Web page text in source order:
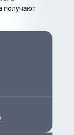
получают